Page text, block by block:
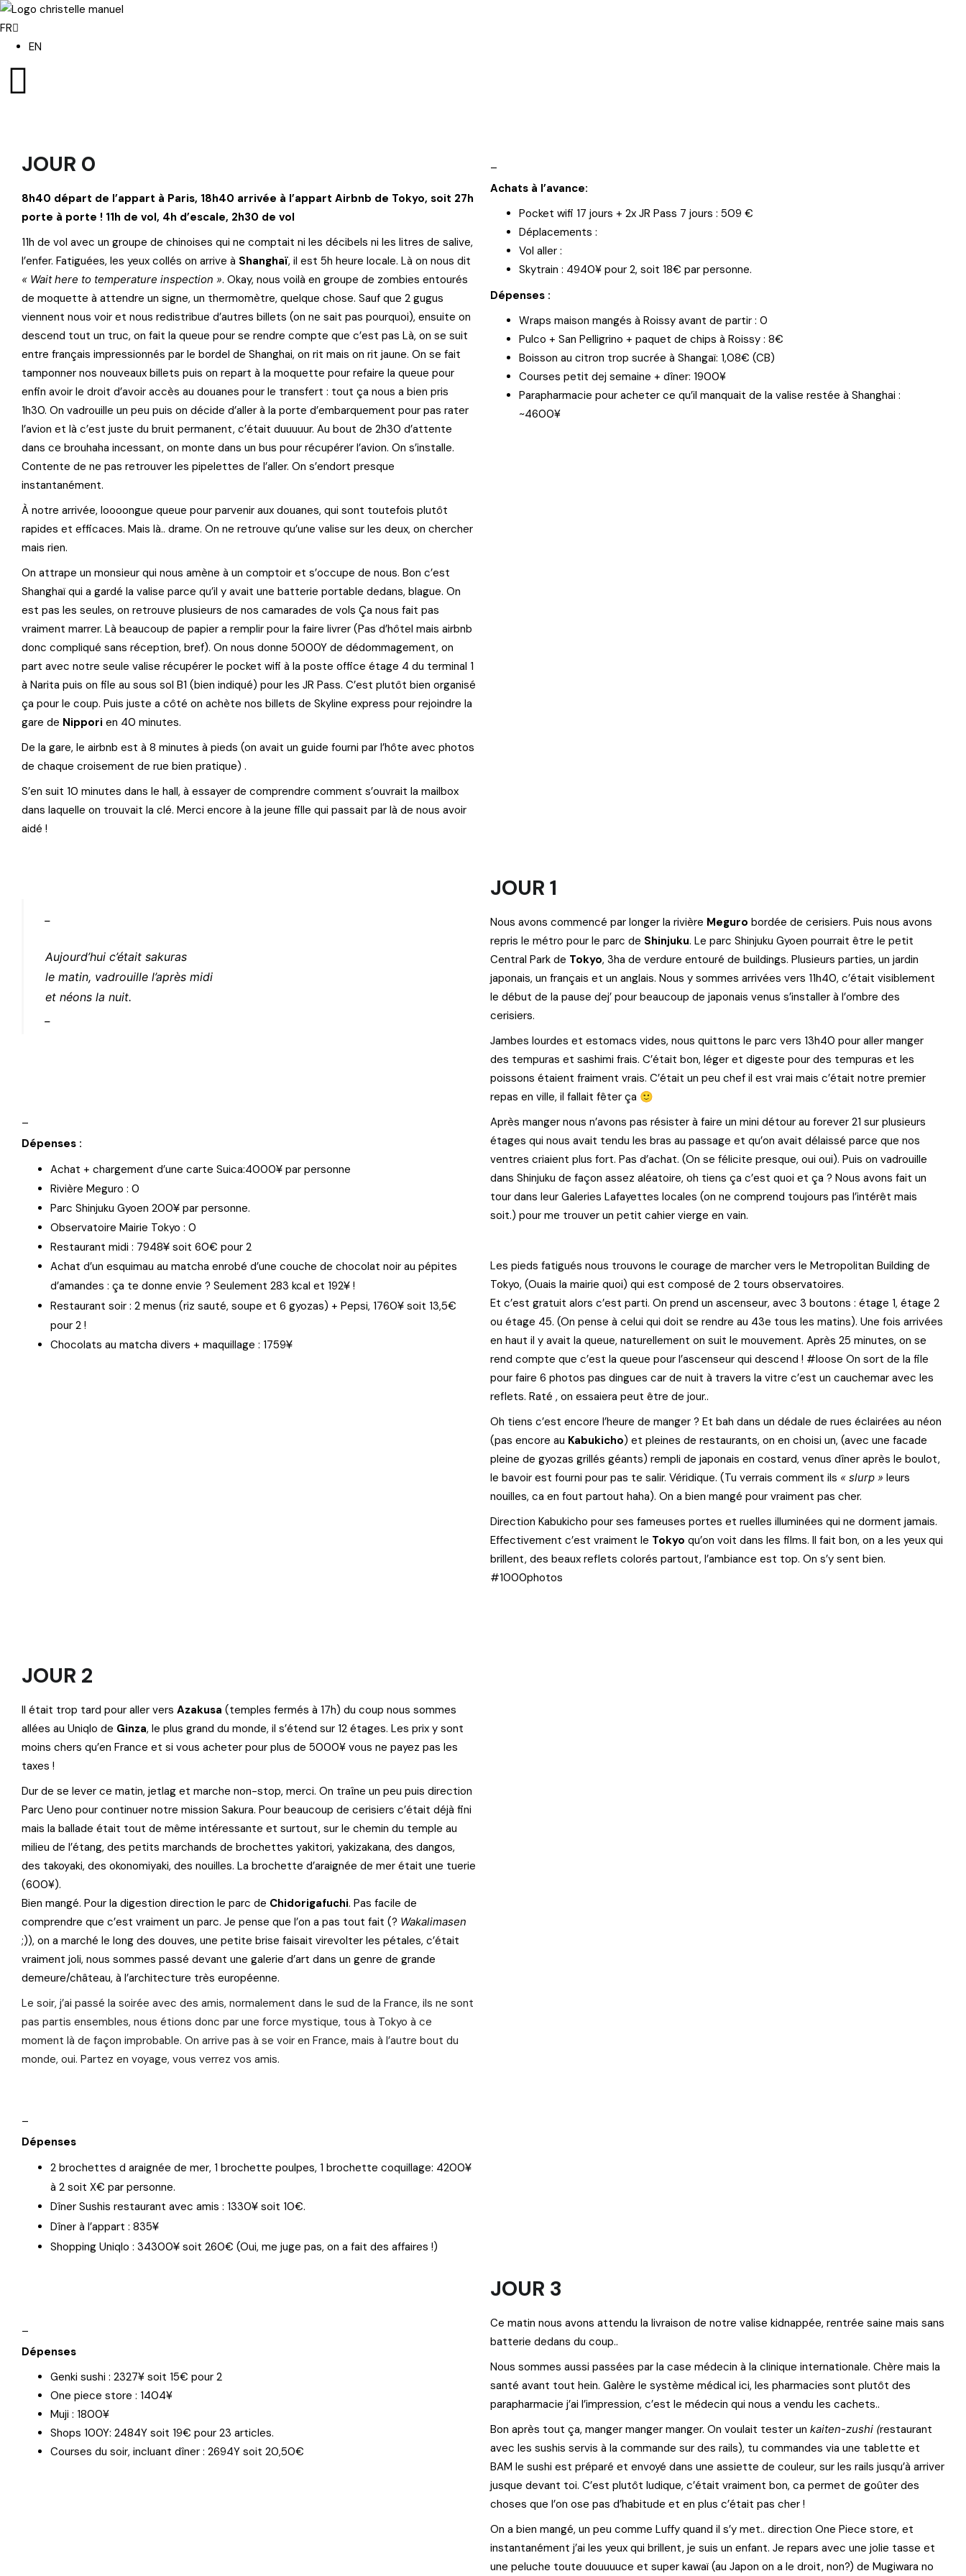
FR
EN
JOUR 0
8h40 départ de l’appart à Paris, 18h40 arrivée à l’appart Airbnb de Tokyo, soit 27h
porte à porte ! 11h de vol, 4h d’escale, 2h30 de vol
11h de vol avec un groupe de chinoises qui ne comptait ni les décibels ni les litres de salive,
l’enfer. Fatiguées, les yeux collés on arrive à Shanghaï, il est 5h heure locale. Là on nous dit
« Wait here to temperature inspection ». Okay, nous voilà en groupe de zombies entourés
de moquette à attendre un signe, un thermomètre, quelque chose. Sauf que 2 gugus
viennent nous voir et nous redistribue d’autres billets (on ne sait pas pourquoi), ensuite on
descend tout un truc, on fait la queue pour se rendre compte que c’est pas Là, on se suit
entre français impressionnés par le bordel de Shanghai, on rit mais on rit jaune. On se fait
tamponner nos nouveaux billets puis on repart à la moquette pour refaire la queue pour
enfin avoir le droit d’avoir accès au douanes pour le transfert : tout ça nous a bien pris
1h30. On vadrouille un peu puis on décide d’aller à la porte d’embarquement pour pas rater
l’avion et là c’est juste du bruit permanent, c’était duuuuur. Au bout de 2h30 d’attente
dans ce brouhaha incessant, on monte dans un bus pour récupérer l’avion. On s’installe.
Contente de ne pas retrouver les pipelettes de l’aller. On s’endort presque
instantanément.
À notre arrivée, loooongue queue pour parvenir aux douanes, qui sont toutefois plutôt
rapides et efficaces. Mais là.. drame. On ne retrouve qu’une valise sur les deux, on chercher
mais rien.
On attrape un monsieur qui nous amène à un comptoir et s’occupe de nous. Bon c’est
Shanghaï qui a gardé la valise parce qu’il y avait une batterie portable dedans, blague. On
est pas les seules, on retrouve plusieurs de nos camarades de vols Ça nous fait pas
vraiment marrer. Là beaucoup de papier a remplir pour la faire livrer (Pas d’hôtel mais airbnb
donc compliqué sans réception, bref). On nous donne 5000Y de dédommagement, on
part avec notre seule valise récupérer le pocket wifi à la poste office étage 4 du terminal 1
à Narita puis on file au sous sol B1 (bien indiqué) pour les JR Pass. C’est plutôt bien organisé
ça pour le coup. Puis juste a côté on achète nos billets de Skyline express pour rejoindre la
gare de Nippori en 40 minutes.
De la gare, le airbnb est à 8 minutes à pieds (on avait un guide fourni par l’hôte avec photos
de chaque croisement de rue bien pratique) .
S’en suit 10 minutes dans le hall, à essayer de comprendre comment s’ouvrait la mailbox
dans laquelle on trouvait la clé. Merci encore à la jeune fille qui passait par là de nous avoir
aidé !
Achats à l’avance:
Pocket wifi 17 jours + 2x JR Pass 7 jours : 509 €
Déplacements :
Vol aller :
Skytrain : 4940¥ pour 2, soit 18€ par personne.
Dépenses :
Wraps maison mangés à Roissy avant de partir : 0
Pulco + San Pelligrino + paquet de chips à Roissy : 8€
Boisson au citron trop sucrée à Shangaï: 1,08€ (CB)
Courses petit dej semaine + dîner: 1900¥
Parapharmacie pour acheter ce qu’il manquait de la valise restée à Shanghai :
~4600¥
Aujourd’hui c’était sakuras
le matin, vadrouille l’après midi
et néons la nuit.
Dépenses :
Achat + chargement d’une carte Suica:4000¥ par personne
Rivière Meguro : 0
Parc Shinjuku Gyoen 200¥ par personne.
Observatoire Mairie Tokyo : 0
Restaurant midi : 7948¥ soit 60€ pour 2
Achat d’un esquimau au matcha enrobé d’une couche de chocolat noir au pépites
d’amandes : ça te donne envie ? Seulement 283 kcal et 192¥ !
Restaurant soir : 2 menus (riz sauté, soupe et 6 gyozas) + Pepsi, 1760¥ soit 13,5€
pour 2 !
Chocolats au matcha divers + maquillage : 1759¥
JOUR 1
Nous avons commencé par longer la rivière Meguro bordée de cerisiers. Puis nous avons
repris le métro pour le parc de Shinjuku. Le parc Shinjuku Gyoen pourrait être le petit
Central Park de Tokyo, 3ha de verdure entouré de buildings. Plusieurs parties, un jardin
japonais, un français et un anglais. Nous y sommes arrivées vers 11h40, c’était visiblement
le début de la pause dej’ pour beaucoup de japonais venus s’installer à l’ombre des
cerisiers.
Jambes lourdes et estomacs vides, nous quittons le parc vers 13h40 pour aller manger
des tempuras et sashimi frais. C’était bon, léger et digeste pour des tempuras et les
poissons étaient fraiment vrais. C’était un peu chef il est vrai mais c’était notre premier
repas en ville, il fallait fêter ça 🙂
Après manger nous n’avons pas résister à faire un mini détour au forever 21 sur plusieurs
étages qui nous avait tendu les bras au passage et qu’on avait délaissé parce que nos
ventres criaient plus fort. Pas d’achat. (On se félicite presque, oui oui). Puis on vadrouille
dans Shinjuku de façon assez aléatoire, oh tiens ça c’est quoi et ça ? Nous avons fait un
tour dans leur Galeries Lafayettes locales (on ne comprend toujours pas l’intérêt mais
soit.) pour me trouver un petit cahier vierge en vain.
Les pieds fatigués nous trouvons le courage de marcher vers le Metropolitan Building de
Tokyo, (Ouais la mairie quoi) qui est composé de 2 tours observatoires.
Et c’est gratuit alors c’est parti. On prend un ascenseur, avec 3 boutons : étage 1, étage 2
ou étage 45. (On pense à celui qui doit se rendre au 43e tous les matins). Une fois arrivées
en haut il y avait la queue, naturellement on suit le mouvement. Après 25 minutes, on se
rend compte que c’est la queue pour l’ascenseur qui descend ! #loose On sort de la file
pour faire 6 photos pas dingues car de nuit à travers la vitre c’est un cauchemar avec les
reflets. Raté , on essaiera peut être de jour..
Oh tiens c’est encore l’heure de manger ? Et bah dans un dédale de rues éclairées au néon
(pas encore au Kabukicho) et pleines de restaurants, on en choisi un, (avec une facade
pleine de gyozas grillés géants) rempli de japonais en costard, venus dîner après le boulot,
le bavoir est fourni pour pas te salir. Véridique. (Tu verrais comment ils « slurp » leurs
nouilles, ca en fout partout haha). On a bien mangé pour vraiment pas cher.
Direction Kabukicho pour ses fameuses portes et ruelles illuminées qui ne dorment jamais.
Effectivement c’est vraiment le Tokyo qu’on voit dans les films. Il fait bon, on a les yeux qui
brillent, des beaux reflets colorés partout, l’ambiance est top. On s’y sent bien.
#1000photos
JOUR 2
Il était trop tard pour aller vers Azakusa (temples fermés à 17h) du coup nous sommes
allées au Uniqlo de Ginza, le plus grand du monde, il s’étend sur 12 étages. Les prix y sont
moins chers qu’en France et si vous acheter pour plus de 5000¥ vous ne payez pas les
taxes !
Dur de se lever ce matin, jetlag et marche non-stop, merci. On traîne un peu puis direction
Parc Ueno pour continuer notre mission Sakura. Pour beaucoup de cerisiers c’était déjà fini
mais la ballade était tout de même intéressante et surtout, sur le chemin du temple au
milieu de l’étang, des petits marchands de brochettes yakitori, yakizakana, des dangos,
des takoyaki, des okonomiyaki, des nouilles. La brochette d’araignée de mer était une tuerie
(600¥).
Bien mangé. Pour la digestion direction le parc de Chidorigafuchi. Pas facile de
comprendre que c’est vraiment un parc. Je pense que l’on a pas tout fait (? Wakalimasen
;)), on a marché le long des douves, une petite brise faisait virevolter les pétales, c’était
vraiment joli, nous sommes passé devant une galerie d’art dans un genre de grande
demeure/château, à l’architecture très européenne.
Le soir, j’ai passé la soirée avec des amis, normalement dans le sud de la France, ils ne sont
pas partis ensembles, nous étions donc par une force mystique, tous à Tokyo à ce
moment là de façon improbable. On arrive pas à se voir en France, mais à l’autre bout du
monde, oui. Partez en voyage, vous verrez vos amis.
Dépenses
2 brochettes d araignée de mer, 1 brochette poulpes, 1 brochette coquillage: 4200¥
à 2 soit X€ par personne.
Dîner Sushis restaurant avec amis : 1330¥ soit 10€.
Dîner à l’appart : 835¥
Shopping Uniqlo : 34300¥ soit 260€ (Oui, me juge pas, on a fait des affaires !)
Dépenses
Genki sushi : 2327¥ soit 15€ pour 2
One piece store : 1404¥
Muji : 1800¥
Shops 100Y: 2484Y soit 19€ pour 23 articles.
Courses du soir, incluant dîner : 2694Y soit 20,50€
JOUR 3
Ce matin nous avons attendu la livraison de notre valise kidnappée, rentrée saine mais sans
batterie dedans du coup..
Nous sommes aussi passées par la case médecin à la clinique internationale. Chère mais la
santé avant tout hein. Galère le système médical ici, les pharmacies sont plutôt des
parapharmacie j’ai l’impression, c’est le médecin qui nous a vendu les cachets..
Bon après tout ça, manger manger manger. On voulait tester un kaiten-zushi (restaurant
avec les sushis servis à la commande sur des rails), tu commandes via une tablette et
BAM le sushi est préparé et envoyé dans une assiette de couleur, sur les rails jusqu’à arriver
jusque devant toi. C’est plutôt ludique, c’était vraiment bon, ca permet de goûter des
choses que l’on ose pas d’habitude et en plus c’était pas cher !
On a bien mangé, un peu comme Luffy quand il s’y met.. direction One Piece store, et
instantanément j’ai les yeux qui brillent, je suis un enfant. Je repars avec une jolie tasse et
une peluche toute douuuuce et super kawaï (au Japon on a le droit, non?) de Mugiwara no